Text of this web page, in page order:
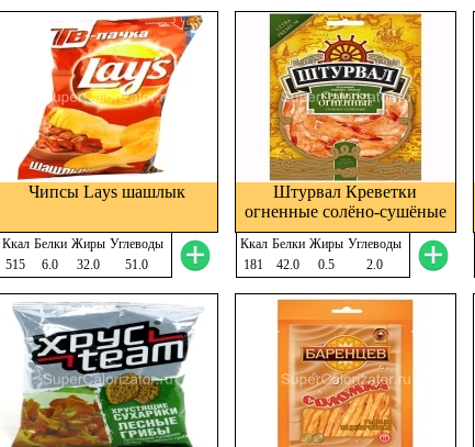
Чипсы Lays шашлык
Ккал Белки Жиры Углеводы
515
6.0 32.0 51.0
Штурвал Креветки
огненные солёно-сушёные
Ккал Белки Жиры Углеводы
181
42.0 0.5 2.0